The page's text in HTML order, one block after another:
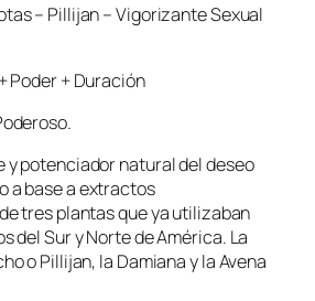
– Pillijan – Vigorizante Sexual
Poder + Duración
y potenciador natural del deseo
a base a extractos
tres plantas que ya utilizaban
del Sur y Norte de América. La
o Pillijan, la Damiana y la Avena